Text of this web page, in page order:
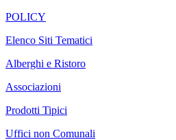
POLICY
Elenco Siti Tematici
Alberghi e Ristoro
Associazioni
Prodotti Tipici
Uffici non Comunali